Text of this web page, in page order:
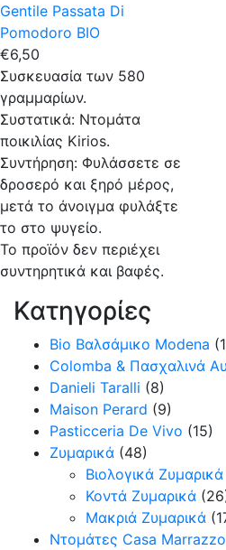
Gentile Passata Di
Pomodoro BIO
€6,50
Συσκευασία των 580
γραμμαρίων.
Συστατικά: Ντομάτα
ποικιλίας Kirios.
Συντήρηση: Φυλάσσετε σε
δροσερό και ξηρό μέρος,
μετά το άνοιγμα φυλάξτε
το στο ψυγείο.
Το προϊόν δεν περιέχει
συντηρητικά και βαφές.
Κατηγορίες
Bio Βαλσάμικο Modena
Colomba & Πασχαλινά
Danieli Taralli (8)
Maison Perard (9)
Pasticceria De Vivo (15)
Ζυμαρικά (48)
Βιολογικά Ζυμαρικά
Κοντά Ζυμαρικά
Μακριά Ζυμαρικά
Ντομάτες Casa